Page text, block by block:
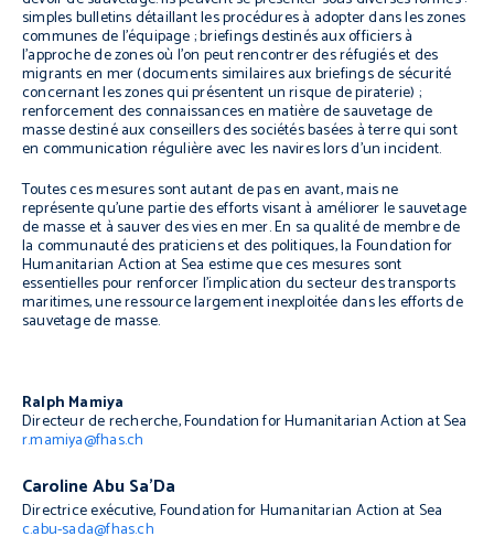
simples bulletins détaillant les procédures à adopter dans les zones
communes de l’équipage ; briefings destinés aux officiers à
l’approche de zones où l’on peut rencontrer des réfugiés et des
migrants en mer (documents similaires aux briefings de sécurité
concernant les zones qui présentent un risque de piraterie) ;
renforcement des connaissances en matière de sauvetage de
masse destiné aux conseillers des sociétés basées à terre qui sont
en communication régulière avec les navires lors d’un incident.
Toutes ces mesures sont autant de pas en avant, mais ne
représente qu’une partie des efforts visant à améliorer le sauvetage
de masse et à sauver des vies en mer. En sa qualité de membre de
la communauté des praticiens et des politiques, la Foundation for
Humanitarian Action at Sea estime que ces mesures sont
essentielles pour renforcer l’implication du secteur des transports
maritimes, une ressource largement inexploitée dans les efforts de
sauvetage de masse.
Ralph Mamiya
Directeur de recherche, Foundation for Humanitarian Action at Sea
r.mamiya@fhas.ch
Caroline Abu Sa’Da
Directrice exécutive, Foundation for Humanitarian Action at Sea
c.abu-sada@fhas.ch